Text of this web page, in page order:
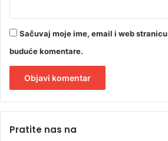
Sačuvaj moje ime, email i web
buduće komentare.
tPratite nas na